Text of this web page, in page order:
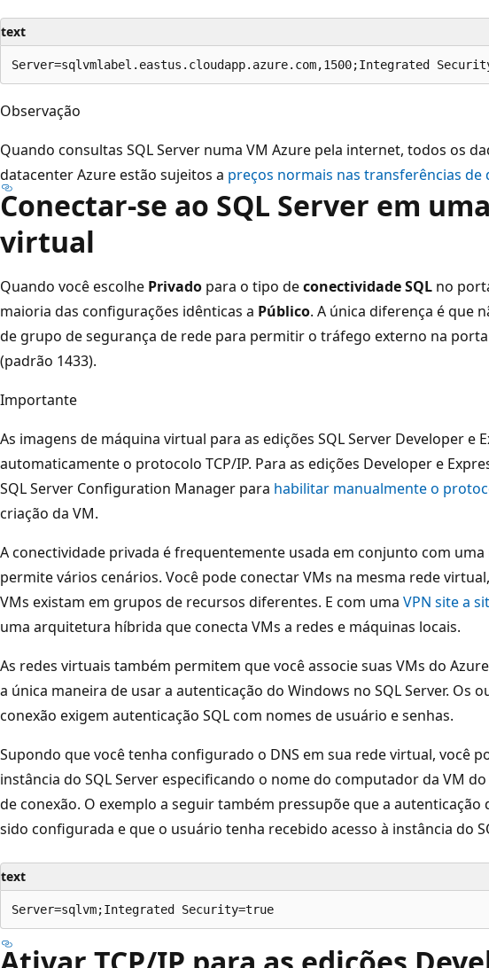
text
Observação
Quando consultas SQL Server numa VM Azure pela internet, todos os
datacenter Azure estão sujeitos a preços normais nas transferências de
Conectar-se ao SQL Server em
virtual
Quando você escolhe Privado para o tipo deconectividade SQL no
maioria das configurações idênticas a Público. A única diferença é que
de grupo de segurança de rede para permitir o tráfego externo na porta
(padrão 1433).
Importante
As imagens de máquina virtual para as edições SQL Server Developer e
automaticamente o protocolo TCP/IP. Para as edições Developer e
SQL Server Configuration Manager para habilitar manualmente o
criação da VM.
A conectividade privada é frequentemente usada em conjunto com uma
permite vários cenários. Você pode conectar VMs na mesma rede
VMs existam em grupos de recursos diferentes. E com uma VPN site a
uma arquitetura híbrida que conecta VMs a redes e máquinas locais.
As redes virtuais também permitem que você associe suas VMs do
a única maneira de usar a autenticação do Windows no SQL Server. Os
conexão exigem autenticação SQL com nomes de usuário e senhas.
Supondo que você tenha configurado o DNS em sua rede virtual, você
instância do SQL Server especificando o nome do computador da VM do
de conexão. O exemplo a seguir também pressupõe que a autenticação
sido configurada e que o usuário tenha recebido acesso à instância do
text